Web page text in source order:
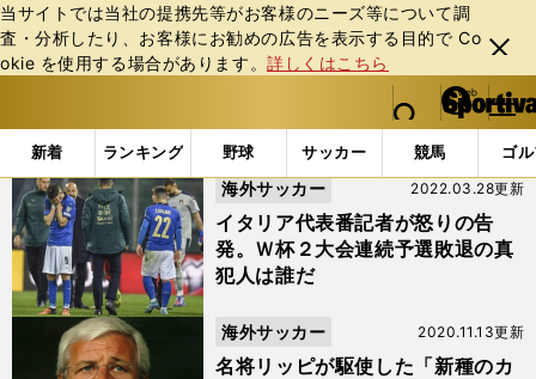
当サイトでは当社の提携先等がお客様のニーズ等について調
査・分析したり、お客様にお勧めの広告を表⽰する⽬的で Co
okie を使⽤する場合があります。詳しくはこちら
閉じ
る
web Sportiva (webスポルティーバ)
検索
マイペ
ー
ジ
メニュ
新着 ランキング 野球 サッカー 競馬 ゴ
b
ス
ポ
ル
テ
ィ
ー
バ
「#マルチェロ・リッピ」の最新ニュース・ 情報
イタリア代表番記者が怒りの告
発。Ｗ杯２大会連続予選敗退の真
犯人は誰だ
2022.03.28更新
海外サッカー
名将リッピが駆使した「新種のカ
2020.11.13更新
海外サッカー